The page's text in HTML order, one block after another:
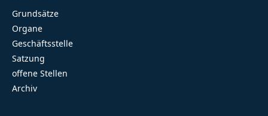
Grundsätze
Organe
Geschäftsstelle
Satzung
offene Stellen
Archiv